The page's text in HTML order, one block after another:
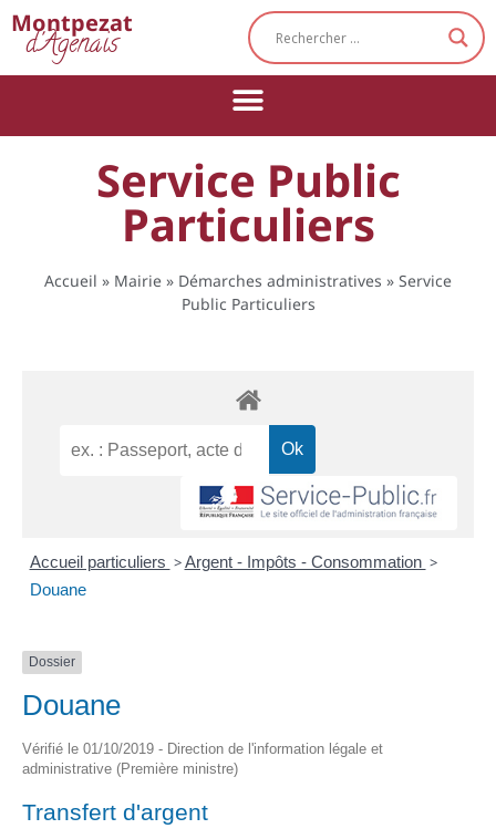
Montpezat
d'Agenais
Service Public
Particuliers
Accueil » Mairie » Démarches administratives » Service
Public Particuliers
Accueil particuliers > Argent - Impôts - Consommation >
Douane
Dossier
Douane
Vérifié le 01/10/2019 - Direction de l'information légale et
administrative (Première ministre)
Transfert d'argent
Cookies management panel